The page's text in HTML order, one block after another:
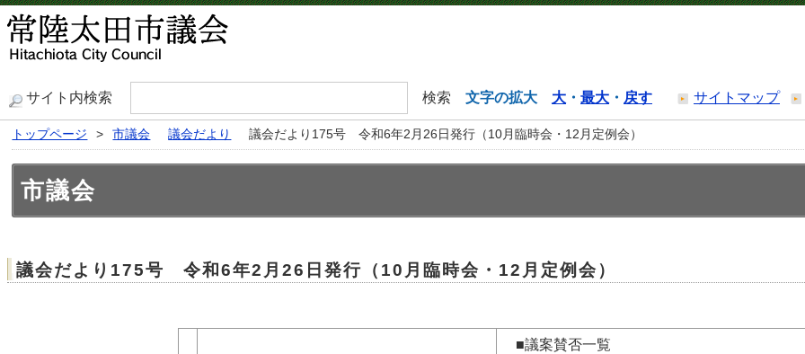
サイト内検索 文字の拡大 大 ・ 最大 ・ 戻す サイトマップ
トップページ > 市議会 議会だより 議会だより175号 令和6年2月26日発行（10月臨時会・12月定例会）
市議会
議会だより175号 令和6年2月26日発行（10月臨時会・12月定例会）
■議案賛否一覧